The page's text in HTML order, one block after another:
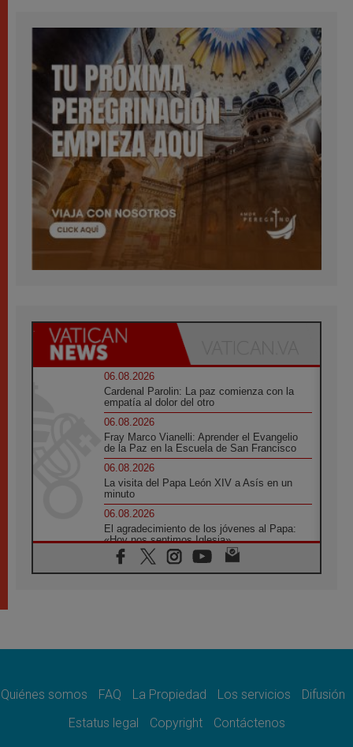
06.08.2026
Cardenal Parolin: La paz comienza con la
empatía al dolor del otro
06.08.2026
Fray Marco Vianelli: Aprender el Evangelio
de la Paz en la Escuela de San Francisco
06.08.2026
La visita del Papa León XIV a Asís en un
minuto
06.08.2026
El agradecimiento de los jóvenes al Papa:
«Hoy nos sentimos Iglesia»
06.08.2026
Líbano: Reanudan los coloquios en Roma en
paz
Sturla: La visita de León XIV será una buena
Quiénes somos FAQ La Propiedad Los servicios
Difusión
Estatus legal
Copyright Contáctenos